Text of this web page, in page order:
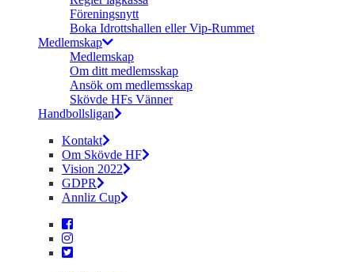
Föreningsnytt
Boka Idrottshallen eller Vip-Rummet
Medlemskap
Medlemskap
Om ditt medlemsskap
Ansök om medlemsskap
Skövde HFs Vänner
Handbollsligan
Kontakt
Om Skövde HF
Vision 2022
GDPR
Annliz Cup